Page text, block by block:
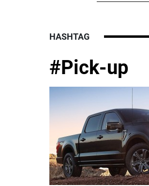
HASHTAG
#Pick-up